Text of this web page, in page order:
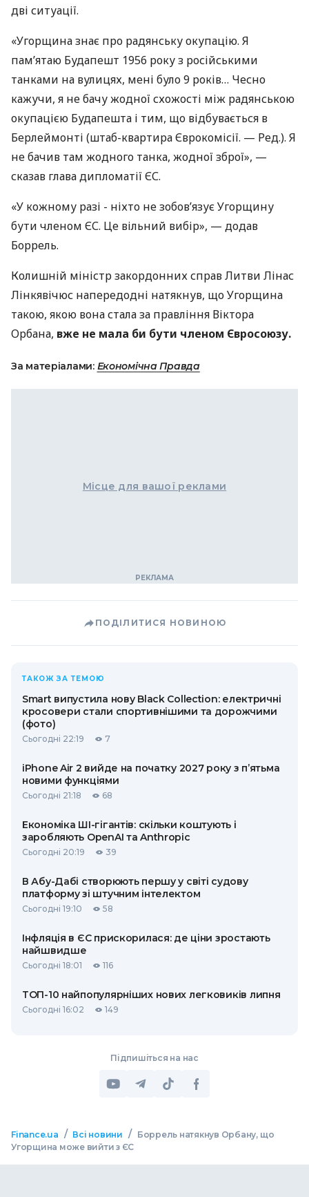
дві ситуації.
«Угорщина знає про радянську окупацію. Я
пам’ятаю Будапешт 1956 року з російськими
танками на вулицях, мені було 9 років… Чесно
кажучи, я не бачу жодної схожості між радянською
окупацією Будапешта і тим, що відбувається в
Берлеймонті (штаб-квартира Єврокомісії. — Ред.). Я
не бачив там жодного танка, жодної зброї», —
сказав глава дипломатії ЄС.
«У кожному разі - ніхто не зобов’язує Угорщину
бути членом ЄС. Це вільний вибір», — додав
Боррель.
Колишній міністр закордонних справ Литви Лінас
Лінкявічюс напередодні натякнув, що Угорщина
такою, якою вона стала за правління Віктора
Орбана, вже не мала би бути членом Євросоюзу.
За матеріалами: Економічна Правда
Місце для вашої реклами
ПОДІЛИТИСЯ НОВИНОЮ
ТАКОЖ ЗА ТЕМОЮ
Smart випустила нову Black Collection: електричні
кросовери стали спортивнішими та дорожчими
(фото)
Сьогодні 22:19 7
iPhone Air 2 вийде на початку 2027 року з п’ятьма
новими функціями
Сьогодні 21:18 68
Економіка ШІ-гігантів: скільки коштують і
заробляють OpenAI та Anthropic
Сьогодні 20:19 39
В Абу-Дабі створюють першу у світі судову
платформу зі штучним інтелектом
Сьогодні 19:10 58
Інфляція в ЄС прискорилася: де ціни зростають
найшвидше
Сьогодні 18:01 116
ТОП-10 найпопулярніших нових легковиків липня
Сьогодні 16:02 149
Підпишіться на нас
Finance.ua / Всі новини /
Боррель натякнув Орбану, що
Угорщина може вийти з ЄС